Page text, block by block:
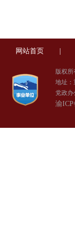
网站首页
版权
地址
党政办
渝ICP